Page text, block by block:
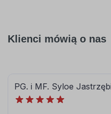
Klienci mówią o nas